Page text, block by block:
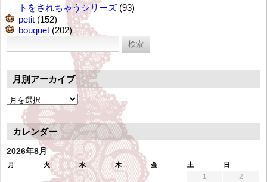
トをされちゃうシリーズ (93)
petit (152)
bouquet (202)
索:
月別アーカイブ
月
ア
ー
カ
イ
カレンダー
2026年8月
月 火 水 木 金 土 日
1 2